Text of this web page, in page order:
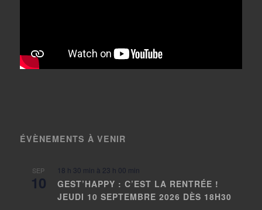
ÉVÈNEMENTS À VENIR
SEP
10
18 h 30 min à 23 h 00 min
GEST’HAPPY : C’EST LA RENTRÉE !
JEUDI 10 SEPTEMBRE 2026 DÈS 18H30